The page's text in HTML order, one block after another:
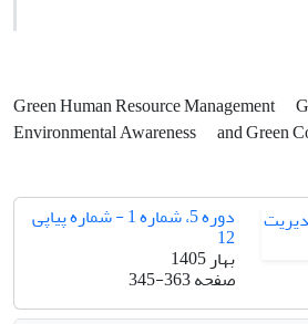
Green Human Resource Management
Environmental Awareness
and Green
دوره 5، شماره 1 - شماره پیاپی
12
بهار 1405
صفحه345-363